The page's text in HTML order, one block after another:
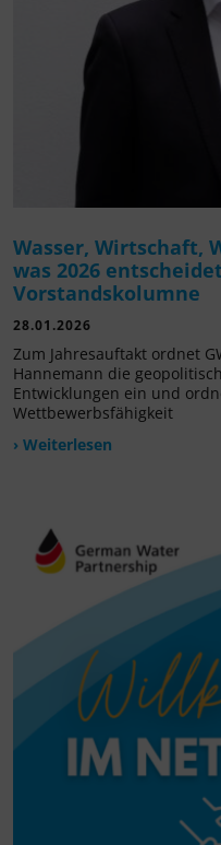
Wasser, Wirtschaft,
was 2026
Vorstandskolumne
28.01.2026
Zum Jahresauftakt ordnet
Hannemann die
Entwicklungen ein und
Wettbewerbsfähigkeit
› Weiterlesen